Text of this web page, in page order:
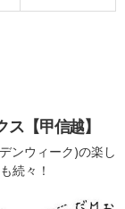
【甲信越】
ンウィーク)の楽し
続々！